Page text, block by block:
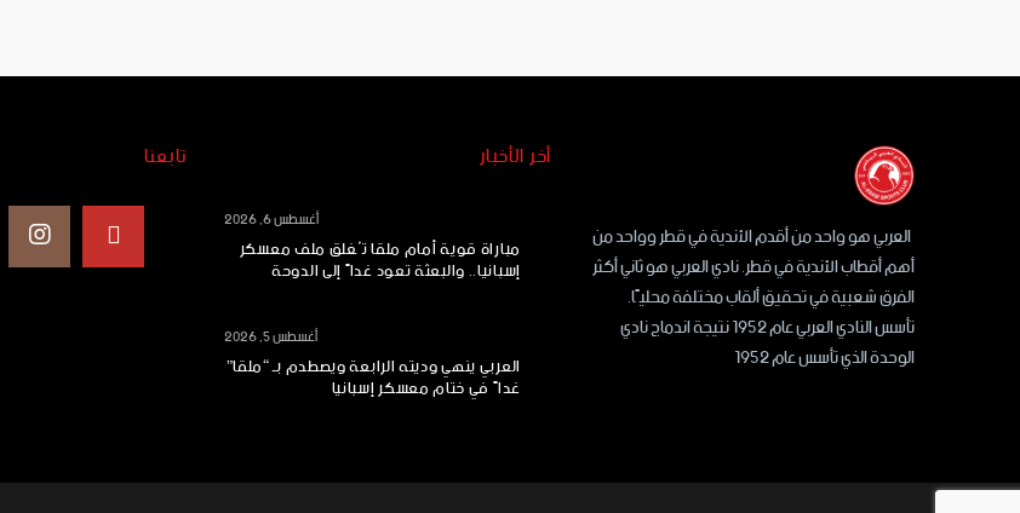
تابعنا أخر الأخبار
مباراة قوية أمام ملقا تُغلق ملف معسكر
إسبانيا.. والبعثة تعود غداً إلى الدوحة
أغسطس 6, 2026
العربي ينهي وديته الرابعة ويصطدم بـ “ملقا”
غداً في ختام معسكر إسبانيا
أغسطس 5, 2026
العربي هو واحد من أقدم الأندية في قطر وواحد من
أهم أقطاب الأندية في قطر. نادي العربي هو ثاني أكثر
الفرق شعبية في تحقيق ألقاب مختلفة محليًا.
تأسس النادي العربي عام 1952 نتيجة اندماج نادي
الوحدة الذي تأسس عام 1952